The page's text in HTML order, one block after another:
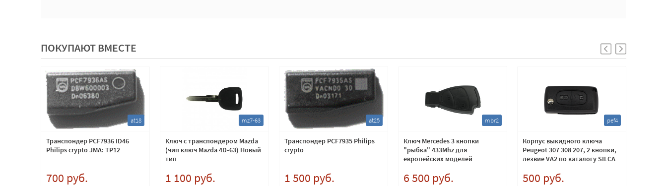
ПОКУПАЮТ ВМЕСТЕ
at18
Транспондер PCF7936 ID46
Philips crypto JMA: TP12
700 руб.
mz7-63
Ключ с транспондером Mazda
(чип ключ Mazda 4D-63) Новый
тип
1 100 руб.
at25
Транспондер PCF7935 Philips
crypto
1 500 руб.
mbr2
Ключ Mercedes 3 кнопки
"рыбка" 433Mhz для
европейских моделей
6 500 руб.
pef4
Корпус выкидного ключа
Peugeot 307 308 207, 2 кнопки,
лезвие VA2 по каталогу SILCA
500 руб.